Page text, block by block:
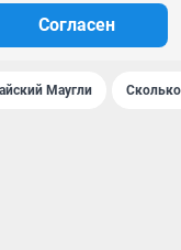
Согласен
Маугли